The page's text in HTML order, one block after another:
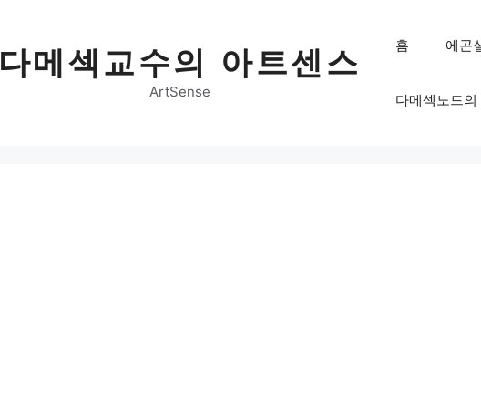
다메섹교수의 아트센스
ArtSense
홈 에곤
다메섹노드의